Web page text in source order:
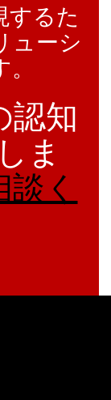
するた
ューシ
認知
ま
く